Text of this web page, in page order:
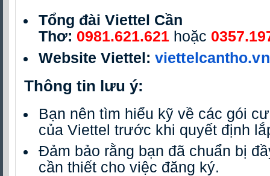
Tổng đài Viettel Cần
Thơ: 0981.621.621 hoặc
Website Viettel: viettelcantho.vn
Thông tin lưu ý:
Bạn nên tìm hiểu kỹ về các gói
của Viettel trước khi quyết định
Đảm bảo rằng bạn đã chuẩn bị
cần thiết cho việc đăng ký.